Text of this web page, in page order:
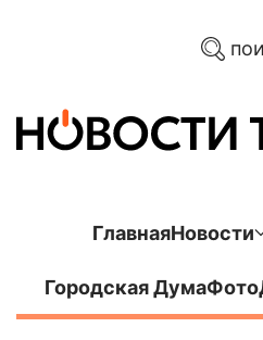
ГлавнаяНовости
Городская ДумаФото